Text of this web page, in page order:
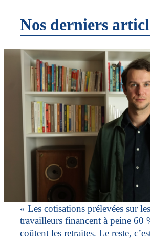
Nos derniers
« Les cotisations prélevées sur
travailleurs financent à peine 60
coûtent les retraites. Le reste,